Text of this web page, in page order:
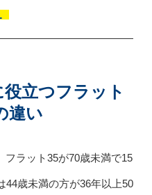
立つフラット
違い
フラット35が70歳未満で15
44歳未満の方が36年以上50